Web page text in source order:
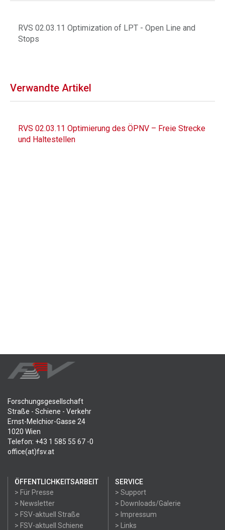
RVS 02.03.11 Optimization of LPT - Open Line and
Stops
Verwandte Artikel
RVS 02.03.11 Optimierung des ÖPNV – Freie Strecke
und Haltestellen
Forschungsgesellschaft
Straße - Schiene - Verkehr
Ernst-Melchior-Gasse 24
1020 Wien
Telefon: +43 1 585 55 67 -0
office(at)fsv.at
ÖFFENTLICHKEITSARBEIT
> Für Presse
> Newsletter
> FSV-aktuell Straße
> FSV-aktuell Schiene
SERVICE
> Support
> Downloads/Galerie
> Impressum
> Links